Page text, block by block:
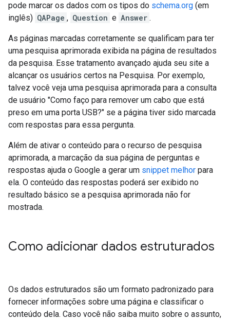
pode marcar os dados com os tipos do schema.org (em
inglês) QAPage , Question e Answer .
As páginas marcadas corretamente se qualificam para ter
uma pesquisa aprimorada exibida na página de resultados
da pesquisa. Esse tratamento avançado ajuda seu site a
alcançar os usuários certos na Pesquisa. Por exemplo,
talvez você veja uma pesquisa aprimorada para a consulta
de usuário "Como faço para remover um cabo que está
preso em uma porta USB?" se a página tiver sido marcada
com respostas para essa pergunta.
Além de ativar o conteúdo para o recurso de pesquisa
aprimorada, a marcação da sua página de perguntas e
respostas ajuda o Google a gerar um snippet melhor para
ela. O conteúdo das respostas poderá ser exibido no
resultado básico se a pesquisa aprimorada não for
mostrada.
Como adicionar dados estruturados
Os dados estruturados são um formato padronizado para
fornecer informações sobre uma página e classificar o
conteúdo dela. Caso você não saiba muito sobre o assunto,